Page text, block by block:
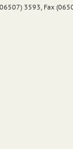
3593, Fax